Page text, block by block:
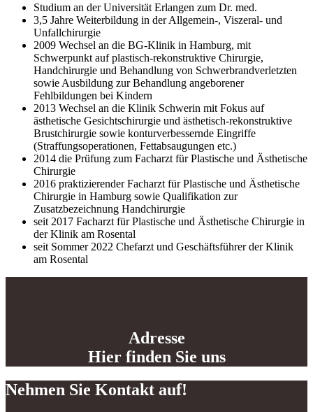
Studium an der Universität Erlangen zum Dr. med.
3,5 Jahre Weiterbildung in der Allgemein-, Viszeral- und
Unfallchirurgie
2009 Wechsel an die BG-Klinik in Hamburg, mit
Schwerpunkt auf plastisch-rekonstruktive Chirurgie,
Handchirurgie und Behandlung von Schwerbrandverletzten
sowie Ausbildung zur Behandlung angeborener
Fehlbildungen bei Kindern
2013 Wechsel an die Klinik Schwerin mit Fokus auf
ästhetische Gesichtschirurgie und ästhetisch-rekonstruktive
Brustchirurgie sowie konturverbessernde Eingriffe
(Straffungsoperationen, Fettabsaugungen etc.)
2014 die Prüfung zum Facharzt für Plastische und Ästhetische
Chirurgie
2016 praktizierender Facharzt für Plastische und Ästhetische
Chirurgie in Hamburg sowie Qualifikation zur
Zusatzbezeichnung Handchirurgie
seit 2017 Facharzt für Plastische und Ästhetische Chirurgie in
der Klinik am Rosental
seit Sommer 2022 Chefarzt und Geschäftsführer der Klinik
am Rosental
Adresse
Hier finden Sie uns
Nehmen Sie Kontakt auf!